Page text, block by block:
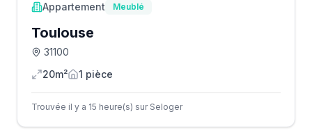
Appartement Meublé
Toulouse
31100
20m²
1 pièce
Trouvée il y a 15 heure(s) sur Seloger